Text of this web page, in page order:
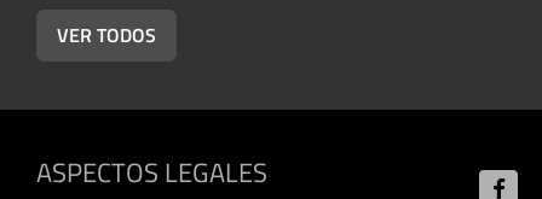
VER TODOS
ASPECTOS LEGALES